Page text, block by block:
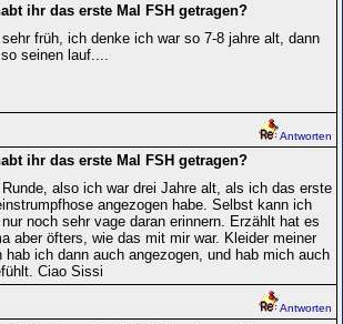
ihr das erste Mal FSH getragen?
früh, ich denke ich war so 7-8 jahre alt, dann
seinen lauf....
Antworten
ihr das erste Mal FSH getragen?
Runde, also ich war drei Jahre alt, als ich das erste
angezogen habe. Selbst kann ich
noch sehr vage daran erinnern. Erzählt hat es
aber öfters, wie das mit mir war. Kleider meiner
hab ich dann auch angezogen, und hab mich auch
Ciao Sissi
Antworten